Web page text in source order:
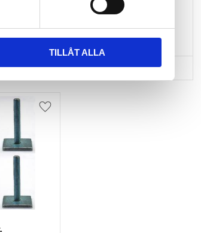
TILLÅT ALLA
Lägg till i favoriter